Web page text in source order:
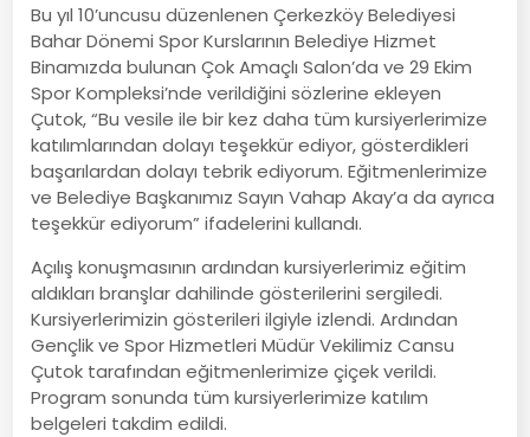
Bu yıl 10’uncusu düzenlenen Çerkezköy Belediyesi
Bahar Dönemi Spor Kurslarının Belediye Hizmet
Binamızda bulunan Çok Amaçlı Salon’da ve 29 Ekim
Spor Kompleksi’nde verildiğini sözlerine ekleyen
Çutok, “Bu vesile ile bir kez daha tüm kursiyerlerimize
katılımlarından dolayı teşekkür ediyor, gösterdikleri
başarılardan dolayı tebrik ediyorum. Eğitmenlerimize
ve Belediye Başkanımız Sayın Vahap Akay’a da ayrıca
teşekkür ediyorum” ifadelerini kullandı.
Açılış konuşmasının ardından kursiyerlerimiz eğitim
aldıkları branşlar dahilinde gösterilerini sergiledi.
Kursiyerlerimizin gösterileri ilgiyle izlendi. Ardından
Gençlik ve Spor Hizmetleri Müdür Vekilimiz Cansu
Çutok tarafından eğitmenlerimize çiçek verildi.
Program sonunda tüm kursiyerlerimize katılım
belgeleri takdim edildi.